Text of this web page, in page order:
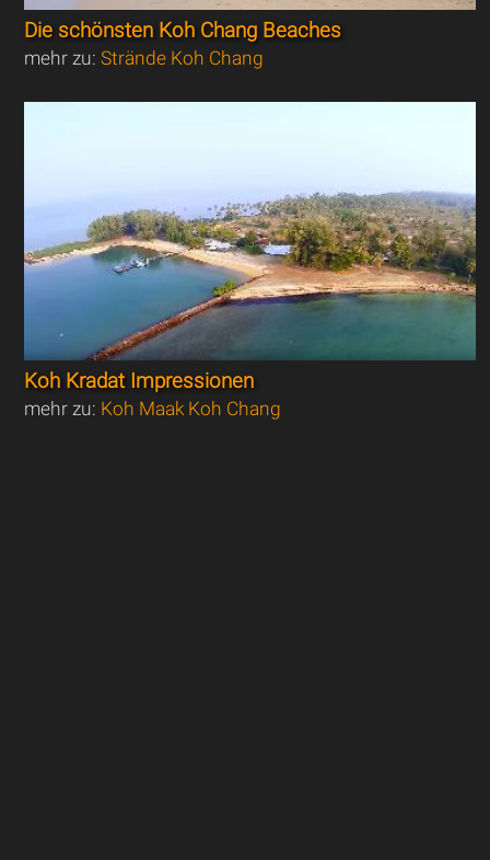
Die schönsten Koh Chang Beaches
mehr zu:Strände Koh Chang
Koh Kradat Impressionen
mehr zu: Koh Maak Koh Chang